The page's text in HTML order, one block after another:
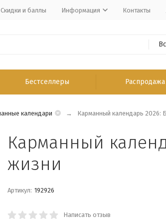
Скидки и баллы Информация Контакты
Бестселлеры Распродажа
календари Карманный календарь 2026:
Карманный
жизни
Артикул: 192926
Написать отзыв